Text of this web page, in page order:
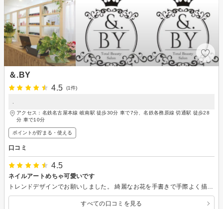
＆.BY
4.5
(1件)
アクセス：名鉄名古屋本線 岐南駅 徒歩30分 車で7分、名鉄各務原線 切通駅 徒歩28
分 車で10分
ポイントが貯まる・使える
口コミ
4.5
ネイルアートめちゃ可愛いです
トレンドデザインでお願いしました。 綺麗なお花を手書きで手際よく描いてもらい、友人からはシール？と言われたほどです！ 予約時間に行きましたが、前の方が押してて15分ほど待ちましたが、スタートしたらジェルオフ込み&アートもあるのに1時間半ほどで早かったです。 パラジェルが無かったのが残念でしたのでサービスは★4で。 今回のネイルの持ちや爪のダメージを見て再来検討したいです！ ネイルの仕上がりには大変満足です。 ありがとうございました＾＾ 駐車場も複数台あり、道もお店も分かりやすくて良かったです♪
すべての口コミを見る